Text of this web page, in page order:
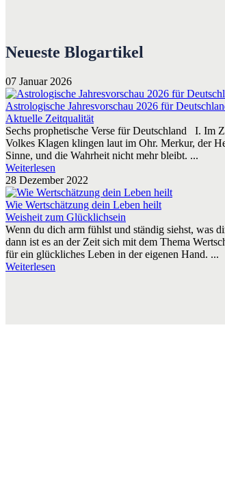
Neueste Blogartikel
07 Januar 2026
Astrologische Jahresvorschau 2026 für
Aktuelle Zeitqualität
Sechs prophetische Verse für Deutschland I. Im
Volkes Klagen klingen laut im Ohr. Merkur, der
Sinne, und die Wahrheit nicht mehr bleibt. ...
Weiterlesen
28 Dezember 2022
Wie Wertschätzung dein Leben heilt
Weisheit zum Glücklichsein
Wenn du dich arm fühlst und ständig siehst, was
dann ist es an der Zeit sich mit dem Thema
für ein glückliches Leben in der eigenen Hand. ...
Weiterlesen